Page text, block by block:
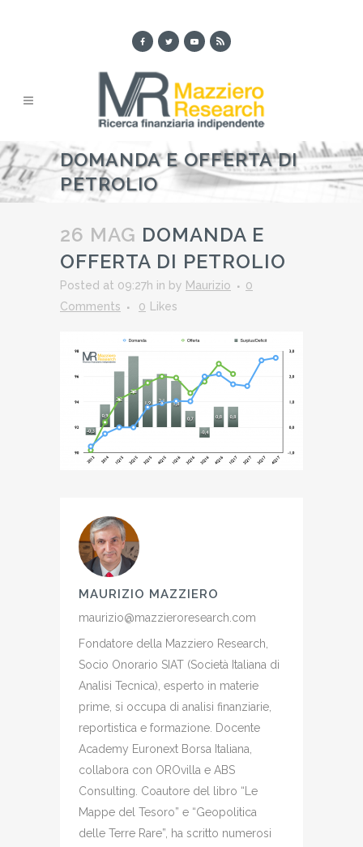
DOMANDA E OFFERTA DI
PETROLIO
26 MAG DOMANDA E
OFFERTA DI PETROLIO
Posted at 09:27h in by Maurizio
0
Comments
0 Likes
MAURIZIO MAZZIERO
maurizio@mazzieroresearch.com
Fondatore della Mazziero Research,
Socio Onorario SIAT (Società Italiana di
Analisi Tecnica), esperto in materie
prime, si occupa di analisi finanziarie,
reportistica e formazione. Docente
Academy Euronext Borsa Italiana,
collabora con OROvilla e ABS
Consulting. Coautore del libro “Le
Mappe del Tesoro” e “Geopolitica
delle Terre Rare”, ha scritto numerosi